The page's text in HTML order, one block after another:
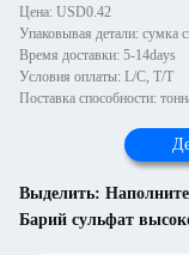
Цена: USD0.42
Время доставки: 5-14days
Условия оплаты: L/C, T/T
Поставка способности:
Выделить:
Барий сульфат